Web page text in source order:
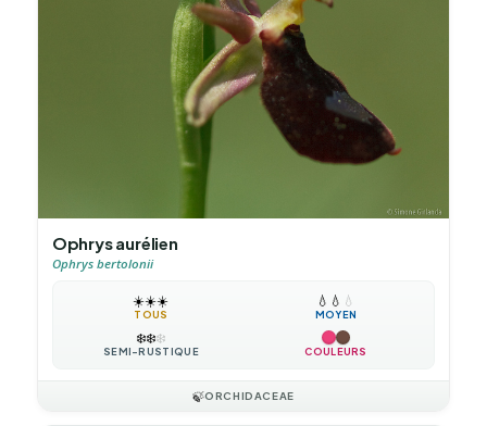
Ophrys aurélien
Ophrys bertolonii
☀️☀️☀️
TOUS
💧 💧 💧
MOYEN
❄️❄️❄️
SEMI-RUSTIQUE COULEURS
🍃ORCHIDACEAE